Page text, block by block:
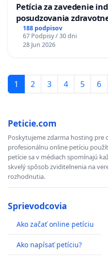
Petícia za zavedenie
posudzovania
diabetom 1. a 2. typu
Policajného zboru SR
188 podpisov
67 Podpisy / 30 dni
28 Jun 2026
1 2 3 4 5 6
Peticie.com
Poskytujeme zdarma hosting pre
profesionálnu online petíciu
petície sa v médiach spomínajú
skvelý spôsob zviditelnenia na
rozhodnutia.
Sprievodcovia
Ako začať online petíciu
Ako napísať petíciu?